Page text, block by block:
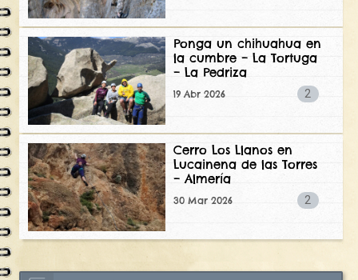
Ponga un chihuahua en
la cumbre – La Tortuga
– La Pedriza
19 Abr 2026 2
Cerro Los Llanos en
Lucainena de las Torres
– Almería
30 Mar 2026 2